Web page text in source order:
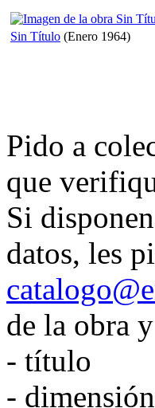
Sin Título (Enero 1964)
Pido a
que
Si
datos, les
de la obra
- título
-